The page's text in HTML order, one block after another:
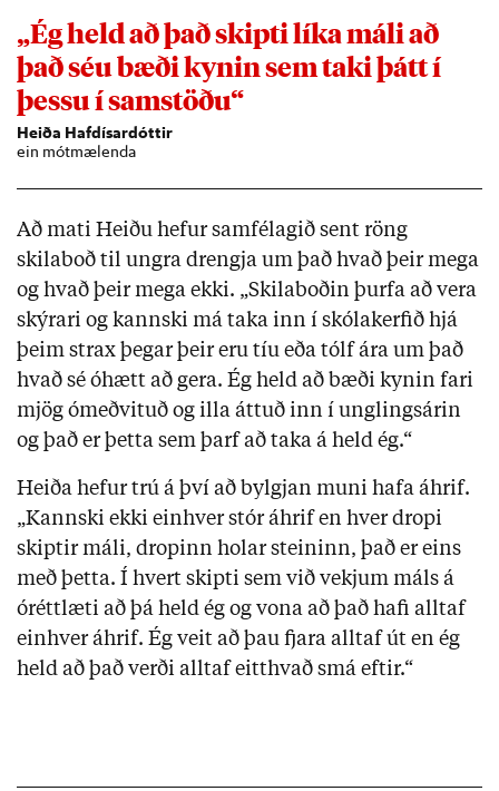
„Ég held að það skipti líka máli að
það séu bæði kynin sem taki þátt í
þessu í samstöðu“
Heiða Hafdísardóttir
ein mótmælenda
Að mati Heiðu hefur samfélagið sent röng
skilaboð til ungra drengja um það hvað þeir mega
og hvað þeir mega ekki. „Skilaboðin þurfa að vera
skýrari og kannski má taka inn í skólakerfið hjá
þeim strax þegar þeir eru tíu eða tólf ára um það
hvað sé óhætt að gera. Ég held að bæði kynin fari
mjög ómeðvituð og illa áttuð inn í unglingsárin
og það er þetta sem þarf að taka á held ég.“
Heiða hefur trú á því að bylgjan muni hafa áhrif.
„Kannski ekki einhver stór áhrif en hver dropi
skiptir máli, dropinn holar steininn, það er eins
með þetta. Í hvert skipti sem við vekjum máls á
óréttlæti að þá held ég og vona að það hafi alltaf
einhver áhrif. Ég veit að þau fjara alltaf út en ég
held að það verði alltaf eitthvað smá eftir.“